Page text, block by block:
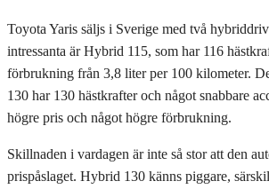
Toyota Yaris säljs i Sverige med två
intressanta är Hybrid 115, som har 116
förbrukning från 3,8 liter per 100 kilometer.
130 har 130 hästkrafter och något snabbare
högre pris och något högre förbrukning.
Skillnaden i vardagen är inte så stor att den
prispåslaget. Hybrid 130 känns piggare,